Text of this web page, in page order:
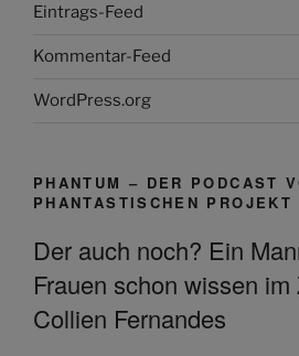
Eintrags-Feed
Kommentar-Feed
WordPress.org
PHANTUM – DER PODCAST
PHANTASTISCHEN PROJEKT
Der auch noch? Ein
Frauen schon wissen
Collien Fernandes